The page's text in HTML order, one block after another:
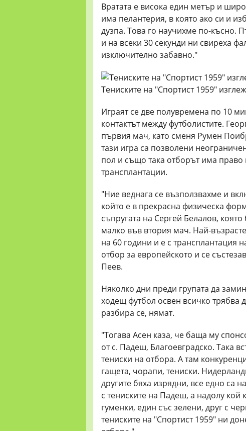
Вратата е висока един метър и
има пелантерия, в която ако си и
дузпа. Това го научихме по-
и на всеки 30 секунди ни свиреха
изключително забавно."
Тениските на "Спортист 1959"
Играят се две полувремена по 10
контактът между футболистите.
първия мач, като сменя Румен
тази игра са позволени
пол и също така отборът има право
трансплантации.
"Ние веднага се възползвахме и
който е в прекрасна физическа
съпругата на Сергей Белалов,
малко във втория мач. Най-
на 60 години и е с трансплантация
отбор за европейското и се
Пеев.
Няколко дни преди групата да
ходещ футбол освен всичко трябва
разбира се, нямат.
"Тогава Асен каза, че баща му
от с. Падеш, Благоевградско. Така
тениски на отбора. А там
гащета, чорапи, тениски.
другите бяха изрядни, все едно са
с тениските на Падеш, а надолу кой
гуменки, един със зелени, друг с
тениските на "Спортист 1959" ни